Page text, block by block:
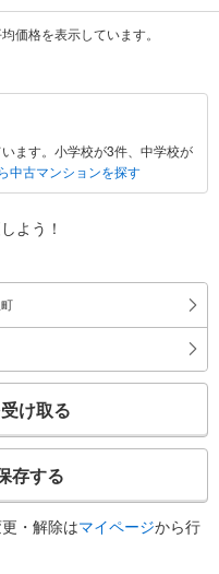
価格を表示しています。
ます。小学校が3件、中学校が
中古マンションを探す
よう！
け取る
存する
・解除はマイページから行